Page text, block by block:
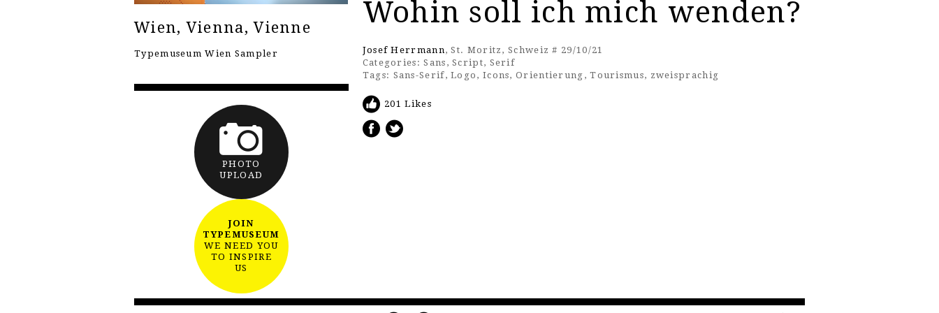
Wohin soll ich mich wenden?
Josef Herrmann, St. Moritz, Schweiz # 29/10/21
Categories: Sans ,Script, Serif
Tags: Sans-Serif,Logo , Icons,Orientierung ,Tourismus, zweisprachig
201 Likes
Wien, Vienna, Vienne
Typemuseum Wien Sampler
PHOTO
UPLOAD
JOIN
TYPEMUSEUM
WE NEED YOU
TO INSPIRE
US